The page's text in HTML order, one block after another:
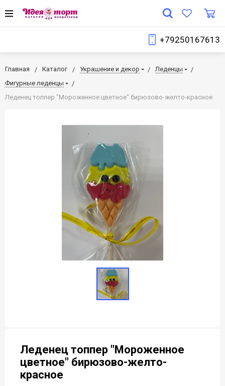
+79250167613
Главная Каталог Украшение и декор
Леденцы
Фигурные леденцы
Леденец топпер "Мороженное цветное" бирюзово-желто-красное
Леденец топпер "Мороженное
цветное" бирюзово-желто-
красное